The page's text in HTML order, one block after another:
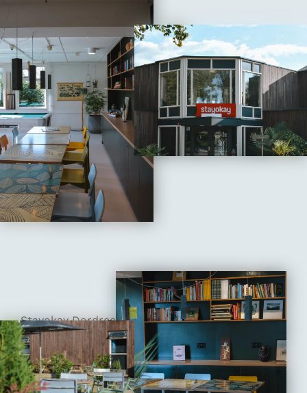
Stayokay Dordrecht, gelegen tussen water en
natuur, is een waar juweeltje. Met Nationaal Park
de Biesbosch als achtertuin en de stad
Dordrecht vlakbij, wisten we dat we een super
fijn verblijf tegemoet gingen. Het hostel zelf was